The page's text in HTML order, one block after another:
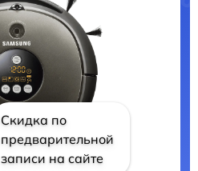
Скидка по
предварительной
записи на сайте